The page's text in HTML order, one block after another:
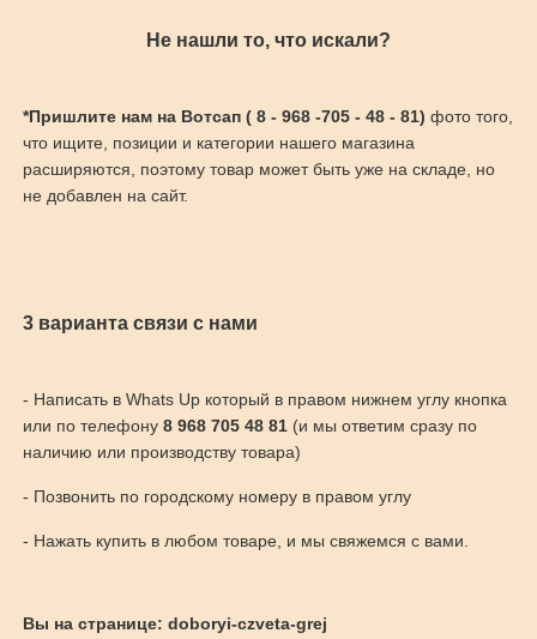
Не нашли то, что искали?
*Пришлите нам на Вотсап ( 8 - 968 -705 - 48 - 81) фото того,
что ищите, позиции и категории нашего магазина
расширяются, поэтому товар может быть уже на складе, но
не добавлен на сайт.
3 варианта связи с нами
- Написать в Whats Up который в правом нижнем углу кнопка
или по телефону 8 968 705 48 81(и мы ответим сразу по
наличию или производству товара)
- Позвонить по городскому номеру в правом углу
- Нажать купить в любом товаре, и мы свяжемся с вами.
Вы на странице: doboryi-czveta-grej